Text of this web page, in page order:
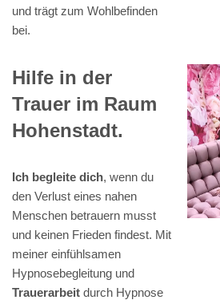
und trägt zum Wohlbefinden
bei.
Hilfe in der
Trauer im Raum
Hohenstadt.
Ich begleite dich, wenn du
den Verlust eines nahen
Menschen betrauern musst
und keinen Frieden findest. Mit
meiner einfühlsamen
Hypnosebegleitung und
Trauerarbeit durch Hypnose